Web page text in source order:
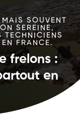
SOUVENT
SEREINE,
TECHNICIENS
FRANCE.
frelons :
en